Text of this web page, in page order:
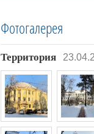
Фотогалерея
Территория